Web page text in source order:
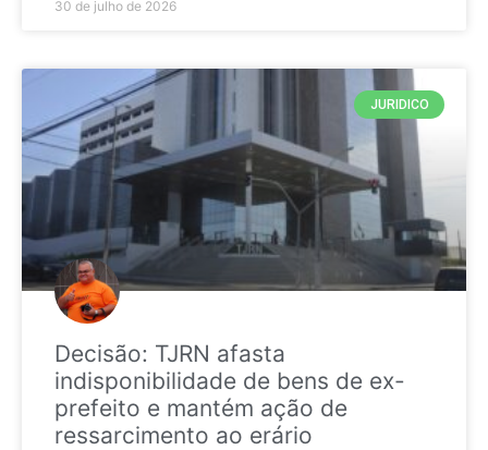
30 de julho de 2026
JURIDICO
Decisão: TJRN afasta
indisponibilidade de bens de ex-
prefeito e mantém ação de
ressarcimento ao erário